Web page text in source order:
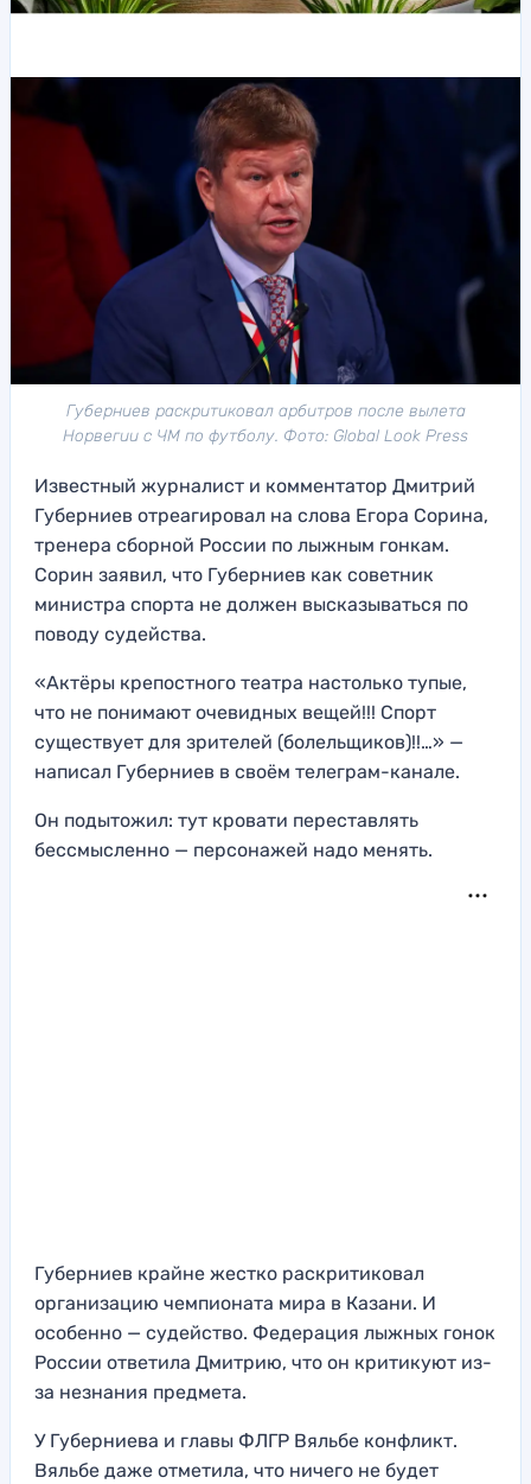
Губерниев раскритиковал арбитров после вылета
Норвегии с ЧМ по футболу. Фото: Global Look Press
Известный журналист и комментатор Дмитрий
Губерниев отреагировал на слова Егора Сорина,
тренера сборной России по лыжным гонкам.
Сорин заявил, что Губерниев как советник
министра спорта не должен высказываться по
поводу судейства.
«Актёры крепостного театра настолько тупые,
что не понимают очевидных вещей!!! Спорт
существует для зрителей (болельщиков)!!…» —
написал Губерниев в своём телеграм-канале.
Он подытожил: тут кровати переставлять
бессмысленно — персонажей надо менять.
Губерниев крайне жестко раскритиковал
организацию чемпионата мира в Казани. И
особенно — судейство. Федерация лыжных гонок
России ответила Дмитрию, что он критикуют из-
за незнания предмета.
У Губерниева и главы ФЛГР Вяльбе конфликт.
Вяльбе даже отметила, что ничего не будет